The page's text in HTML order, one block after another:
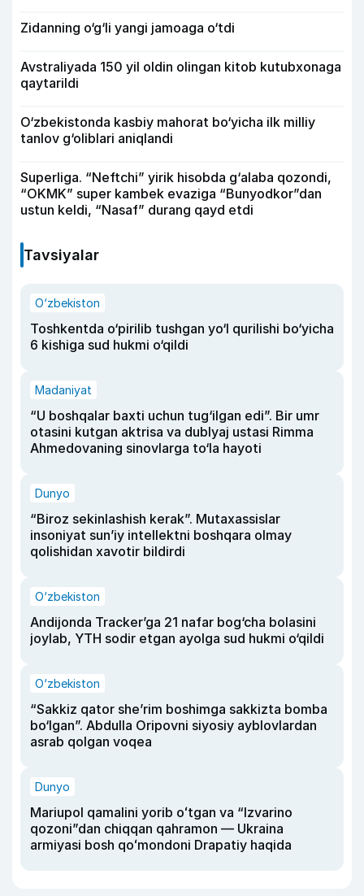
Zidanning o‘g‘li yangi jamoaga o‘tdi
Avstraliyada 150 yil oldin olingan kitob kutubxonaga
qaytarildi
O‘zbekistonda kasbiy mahorat bo‘yicha ilk milliy
tanlov g‘oliblari aniqlandi
Superliga. “Neftchi” yirik hisobda g‘alaba qozondi,
“OKMK” super kambek evaziga “Bunyodkor”dan
ustun keldi, “Nasaf” durang qayd etdi
Tavsiyalar
O‘zbekiston
Toshkentda o‘pirilib tushgan yo‘l qurilishi bo‘yicha
6 kishiga sud hukmi o‘qildi
Madaniyat
“U boshqalar baxti uchun tug‘ilgan edi”. Bir umr
otasini kutgan aktrisa va dublyaj ustasi Rimma
Ahmedovaning sinovlarga to‘la hayoti
Dunyo
“Biroz sekinlashish kerak”. Mutaxassislar
insoniyat sun’iy intellektni boshqara olmay
qolishidan xavotir bildirdi
O‘zbekiston
Andijonda Tracker’ga 21 nafar bog‘cha bolasini
joylab, YTH sodir etgan ayolga sud hukmi o‘qildi
O‘zbekiston
“Sakkiz qator she’rim boshimga sakkizta bomba
bo‘lgan”. Abdulla Oripovni siyosiy ayblovlardan
asrab qolgan voqea
Dunyo
Mariupol qamalini yorib oʻtgan va “Izvarino
qozoni”dan chiqqan qahramon — Ukraina
armiyasi bosh qoʻmondoni Drapatiy haqida